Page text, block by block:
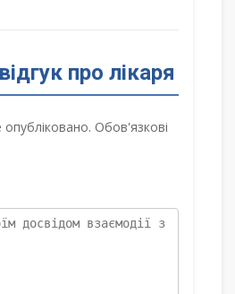
про лікаря
Обов'язкові